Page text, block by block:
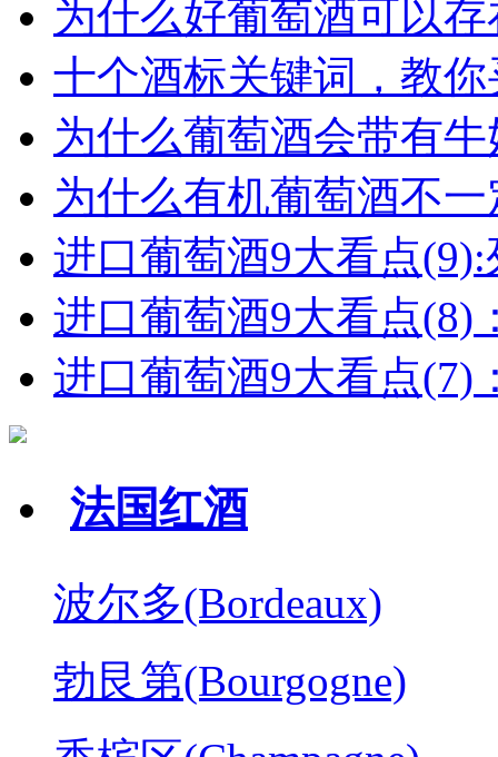
为什么好葡萄酒可以
十个酒标关键词，教
为什么葡萄酒会带有
为什么有机葡萄酒不
进口葡萄酒9大看点(9):
进口葡萄酒9大看点(8)
进口葡萄酒9大看点(7)
法国红酒
波尔多(Bordeaux)
勃艮第(Bourgogne)